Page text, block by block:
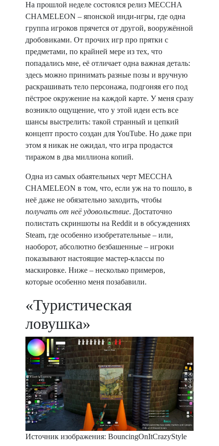
На прошлой неделе состоялся релиз MECCHA
CHAMELEON – японской инди-игры, где одна
группа игроков прячется от другой, вооружённой
дробовиками. От прочих игр про прятки с
предметами, по крайней мере из тех, что
попадались мне, её отличает одна важная деталь:
здесь можно принимать разные позы и вручную
раскрашивать тело персонажа, подгоняя его под
пёстрое окружение на каждой карте. У меня сразу
возникло ощущение, что у этой идеи есть все
шансы выстрелить: такой странный и цепкий
концепт просто создан для YouTube. Но даже при
этом я никак не ожидал, что игра продастся
тиражом в два миллиона копий.
Одна из самых обаятельных черт MECCHA
CHAMELEON в том, что, если уж на то пошло, в
неё даже не обязательно заходить, чтобы
получать от неё удовольствие. Достаточно
полистать скриншоты на Reddit и в обсуждениях
Steam, где особенно изобретательные – или,
наоборот, абсолютно безбашенные – игроки
показывают настоящие мастер-классы по
маскировке. Ниже – несколько примеров,
которые особенно меня позабавили.
«Туристическая
ловушка»
Источник изображения: BouncingOnItCrazyStyle